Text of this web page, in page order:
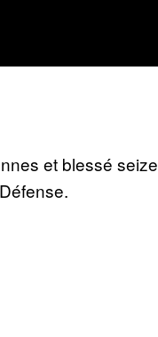
et blessé seize